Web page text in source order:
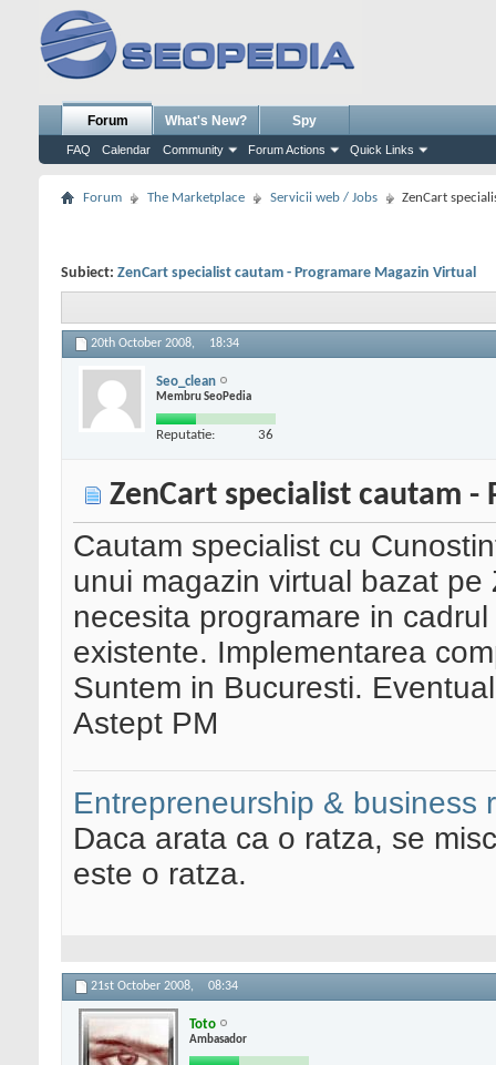
Forum
FAQ Calendar Community Forum Actions Quick Links
What's New? Spy
Forum The Marketplace Servicii web / Jobs ZenCart
Subiect: ZenCart specialist cautam - Programare Magazin Virtual
20th October 2008, 18:34
Seo_clean
Membru SeoPedia
Reputatie: 36
ZenCart specialist cautam
Cautam specialist cu
unui magazin virtual bazat
necesita programare in
existente. Implementarea
Suntem in Bucuresti.
Astept PM
Entrepreneurship & business
Daca arata ca o ratza, se
este o ratza.
21st October 2008, 08:34
Toto
Ambasador